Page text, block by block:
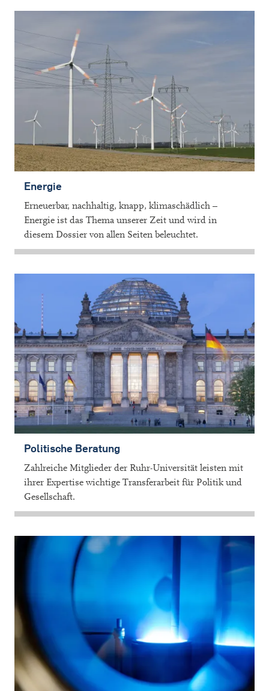
Energie
Erneuerbar, nachhaltig, knapp, klimaschädlich –
Energie ist das Thema unserer Zeit und wird in
diesem Dossier von allen Seiten beleuchtet.
Politische Beratung
Zahlreiche Mitglieder der Ruhr-Universität leisten mit
ihrer Expertise wichtige Transferarbeit für Politik und
Gesellschaft.